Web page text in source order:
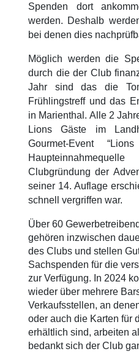
Spenden dort
werden. Deshalb
bei denen dies
Möglich werden die
durch die der Club
Jahr sind das die
Frühlingstreff und das
in Marienthal. Alle 2
Lions Gäste im
Gourmet-Event
Clubgründung der
seiner 14. Auflage
schnell vergriffen war.
Über 60
gehören inzwischen
des Clubs und stellen
Sachspenden für die
zur Verfügung. In 2024
wieder über mehrere
Verkaufsstellen, an
oder auch die Karten für
erhältlich sind, arbeiten
bedankt sich der Club